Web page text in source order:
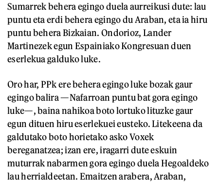
Sumarrek behera egingo duela aurreikusi dute: lau
puntu eta erdi behera egingo du Araban, eta ia hiru
puntu behera Bizkaian. Ondorioz, Lander
Martinezek egun Espainiako Kongresuan duen
eserlekua galduko luke.
Oro har, PPk ere behera egingo luke bozak gaur
egingo balira —Nafarroan puntu bat gora egingo
luke—, baina nahikoa boto lortuko lituzke gaur
egun dituen hiru eserlekuei eusteko. Litekeena da
galdutako boto horietako asko Voxek
bereganatzea; izan ere, iragarri dute eskuin
muturrak nabarmen gora egingo duela Hegoaldeko
lau herrialdeetan. Emaitzen arabera, Araban,